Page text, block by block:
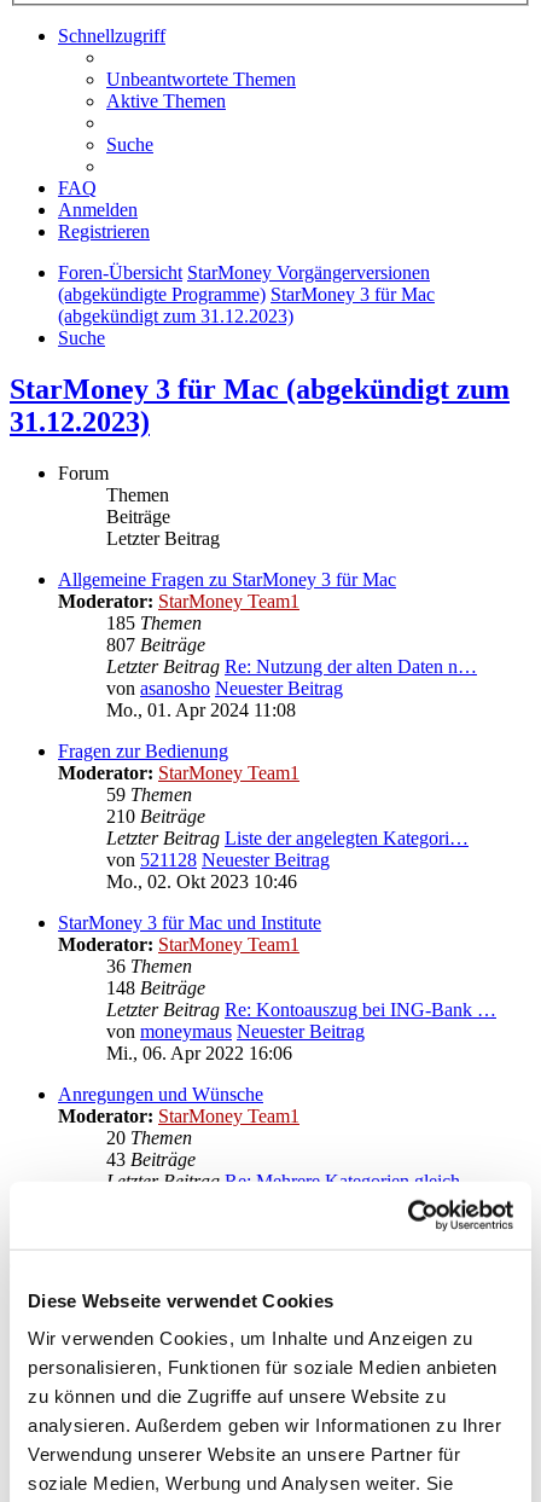
Diese Webseite verwendet Cookies
Wir verwenden Cookies, um Inhalte und Anzeigen zu
personalisieren, Funktionen für soziale Medien anbieten
zu können und die Zugriffe auf unsere Website zu
analysieren. Außerdem geben wir Informationen zu Ihrer
Verwendung unserer Website an unsere Partner für
soziale Medien, Werbung und Analysen weiter. Sie
Schnellzugriff
Unbeantwortete Themen
Aktive Themen
Suche
FAQ
Anmelden
Registrieren
Foren-Übersicht StarMoney Vorgängerversionen
(abgekündigte Programme) StarMoney 3 für Mac
(abgekündigt zum 31.12.2023)
Suche
StarMoney 3 für Mac (abgekündigt zum
31.12.2023)
Forum
Themen
Beiträge
Letzter Beitrag
Allgemeine Fragen zu StarMoney 3 für Mac
Moderator: StarMoney Team1
185 Themen
807 Beiträge
Letzter Beitrag Re: Nutzung der alten Daten n…
von asanosho Neuester Beitrag
Mo., 01. Apr 2024 11:08
Fragen zur Bedienung
Moderator: StarMoney Team1
59 Themen
210 Beiträge
Letzter Beitrag Liste der angelegten Kategori…
von 521128 Neuester Beitrag
Mo., 02. Okt 2023 10:46
StarMoney 3 für Mac und Institute
Moderator: StarMoney Team1
36 Themen
148 Beiträge
Letzter Beitrag Re: Kontoauszug bei ING-Bank …
von moneymaus Neuester Beitrag
Mi., 06. Apr 2022 16:06
Anregungen und Wünsche
Moderator: StarMoney Team1
20 Themen
43 Beiträge
Letzter Beitrag Re: Mehrere Kategorien gleich…
Star Finanz GmbH
↳ Ankündigungen der Star Finanz GmbH
↳ Inhalte OnlineUpdates (Produktaktualisierungen)
StarMoney Deluxe 15
↳ Allgemeine Fragen zu StarMoney Deluxe 15
↳ Installation von StarMoney Deluxe 15
↳ Bedienung von StarMoney Deluxe 15
↳ StarMoney Deluxe 15 und Institute
↳ Anregungen und Wünsche zu StarMoney Deluxe 15